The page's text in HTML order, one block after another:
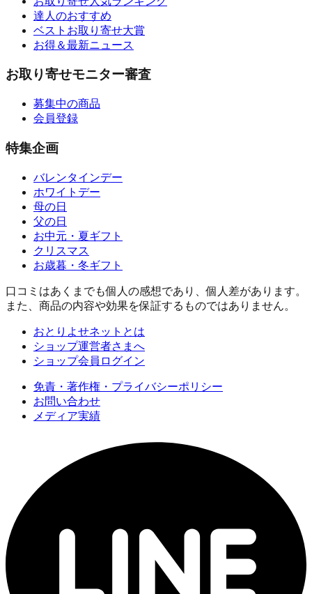
達人のおすすめ
ベストお取り寄せ大賞
お得＆最新ニュース
お取り寄せモニター審査
募集中の商品
会員登録
特集企画
バレンタインデー
ホワイトデー
母の日
父の日
お中元・夏ギフト
クリスマス
お歳暮・冬ギフト
口コミはあくまでも個人の感想であり、個人差があります。
また、商品の内容や効果を保証するものではありません。
おとりよせネットとは
ショップ運営者さまへ
ショップ会員ログイン
免責・著作権・プライバシーポリシー
お問い合わせ
メディア実績